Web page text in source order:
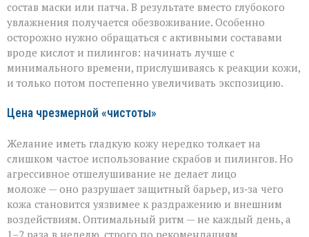
состав маски или патча. В результате вместо глубокого
увлажнения получается обезвоживание. Особенно
осторожно нужно обращаться с активными составами
вроде кислот и пилингов: начинать лучше с
минимального времени, прислушиваясь к реакции кожи,
и только потом постепенно увеличивать экспозицию.
Цена чрезмерной «чистоты»
Желание иметь гладкую кожу нередко толкает на
слишком частое использование скрабов и пилингов. Но
агрессивное отшелушивание не делает лицо
моложе — оно разрушает защитный барьер, из‑за чего
кожа становится уязвимее к раздражению и внешним
воздействиям. Оптимальный ритм — не каждый день, а